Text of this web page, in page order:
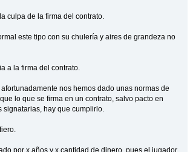
culpa de la firma del contrato.
este tipo con su chulería y aires de grandeza no
a la firma del contrato.
nos hemos dado unas normas de
lo que se firma en un contrato, salvo pacto en
signatarias, hay que cumplirlo.
por x años y x cantidad de dinero, pues el jugador